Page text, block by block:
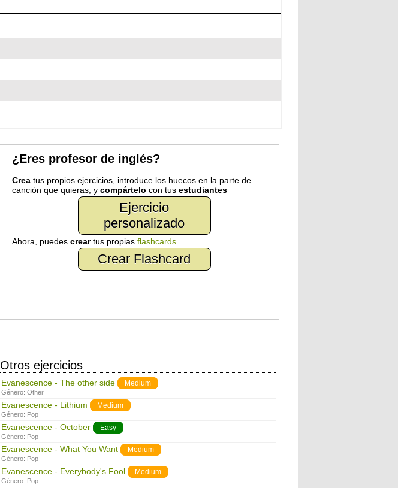
¿Eres profesor de inglés?
Creatus propios ejercicios, introduce los huecos en la parte de
canción que quieras, y compártelo con tus estudiantes
Ejercicio
personalizado
Ahora, puedes creartus propias flashcards
Crear Flashcard
Otros ejercicios
Evanescence - The other side Medium
Género: Other
Evanescence - Lithium Medium
Género: Pop
Evanescence - October Easy
Género: Pop
Evanescence - What You Want Medium
Género: Pop
Evanescence - Everybody's Fool Medium
Género: Pop